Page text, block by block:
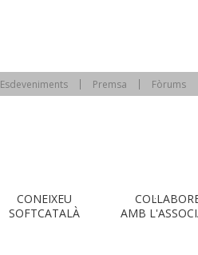
Esdeveniments Premsa Fòrums
CONEIXEU
SOFTCATALÀ
AMB